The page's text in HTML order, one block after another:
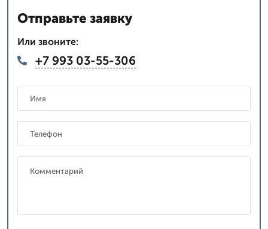
Отправьте заявку
Или звоните:
+7 993 03-55-306